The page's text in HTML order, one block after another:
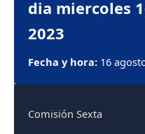
dia miercoles
2023
Fecha y hora: 16
Comisión Sexta